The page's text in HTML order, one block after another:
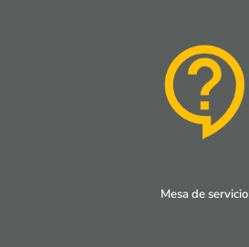
Mesa de servicio